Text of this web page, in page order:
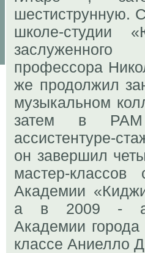
шестиструнную.
школе-студии
профессора
же продолжил
музыкальном
затем в
ассистентуре-
он завершил
мастер-
Академии
а в 2009 -
Академии
классе Аниелло